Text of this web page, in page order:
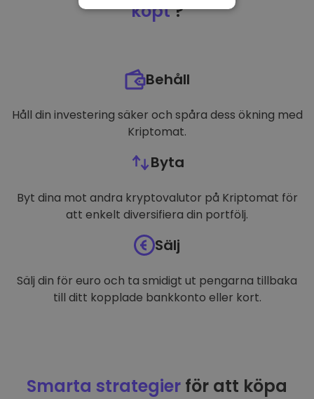
köpt?
Behåll
Håll din investering säker och spåra dess ökning med
Kriptomat.
Byta
Byt dina mot andra kryptovalutor på Kriptomat för
att enkelt diversifiera din portfölj.
Sälj
Sälj din för euro och ta smidigt ut pengarna tillbaka
till ditt kopplade bankkonto eller kort.
Smarta strategier för att köpa
PRESTANDA
FUNKTIONER